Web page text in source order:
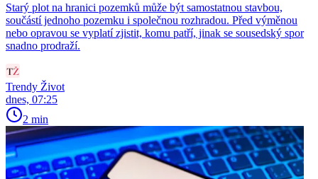
Starý plot na hranici pozemků může být samostatnou stavbou,
součástí jednoho pozemku i společnou rozhradou. Před výměnou
nebo opravou se vyplatí zjistit, komu patří, jinak se sousedský spor
snadno prodraží.
Trendy Život
dnes, 07:25
2 min